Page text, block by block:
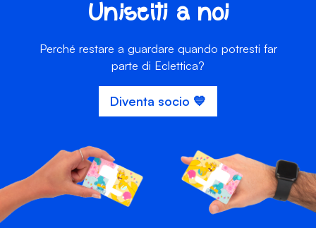
Unisciti a noi
Perché restare a guardare quando potresti far
parte di Eclettica?
Diventa socio 💙